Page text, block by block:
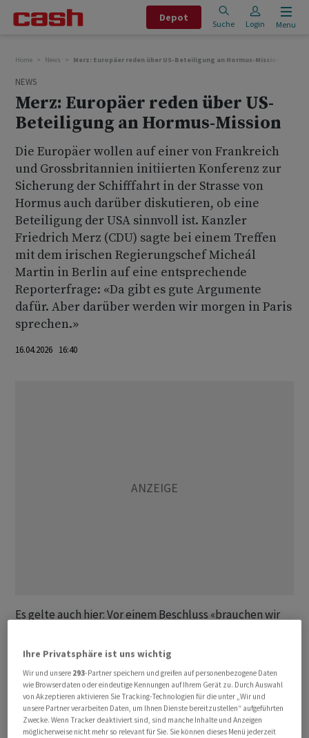
Depot
Suche Login Menu
Home News Merz: Europäer reden über US-Beteiligung an Hormus-Mission
NEWS
Merz: Europäer reden über US-
Beteiligung an Hormus-Mission
Die Europäer wollen auf einer von Frankreich
und Grossbritannien initiierten Konferenz zur
Sicherung der Schifffahrt in der Strasse von
Hormus auch darüber diskutieren, ob eine
Beteiligung der USA sinnvoll ist. Kanzler
Friedrich Merz (CDU) sagte bei einem Treffen
mit dem irischen Regierungschef Micheál
Martin in Berlin auf eine entsprechende
Reporterfrage: «Da gibt es gute Argumente
dafür. Aber darüber werden wir morgen in Paris
sprechen.»
16.04.2026 16:40
Es gelte auch hier: Vor einem Beschluss «brauchen wir
Entscheidung auch der Bundesregierung innerhalb
eines Systems kollektiver Sicherheit», fügte der
Kanzler hinzu. «Das werden wir gemeinsam auch
diskutieren und gegebenenfalls auch zu entscheiden
haben.»
Ihre Privatsphäre ist uns wichtig
Wir und unsere 293-Partner speichern und greifen auf personenbezogene Daten
wie Browserdaten oder eindeutige Kennungen auf Ihrem Gerät zu. Durch Auswahl
von Akzeptieren aktivieren Sie Tracking-Technologien für die unter „Wir und
unsere Partner verarbeiten Daten, um Ihnen Dienste bereitzustellen“ aufgeführten
Zwecke. Wenn Tracker deaktiviert sind, sind manche Inhalte und Anzeigen
möglicherweise nicht mehr so relevant für Sie. Sie können dieses Menü jederzeit